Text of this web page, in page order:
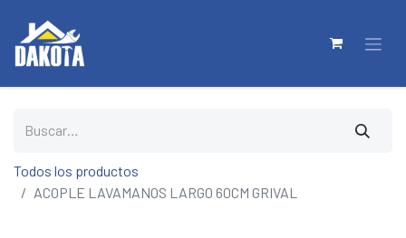
Todos los productos
ACOPLE LAVAMANOS LARGO 60CM GRIVAL